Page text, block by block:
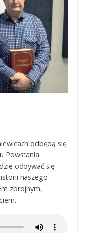
odbędą się
Powstania
odbywać się
naszego
zbrojnym,